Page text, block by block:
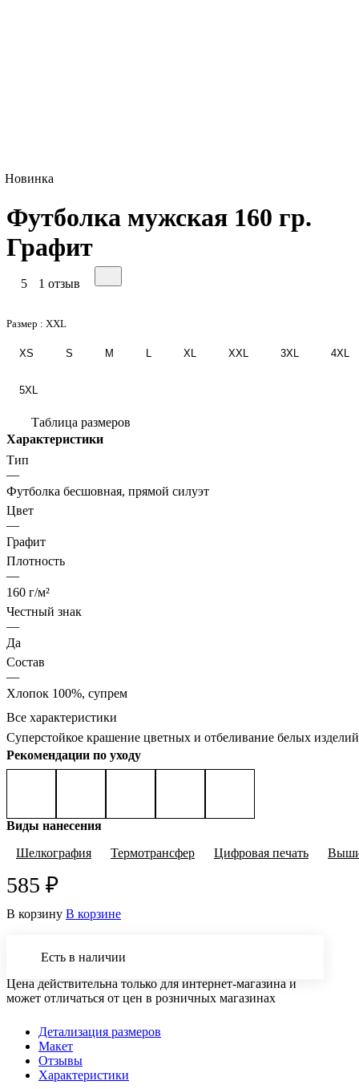
Новинка
Футболка мужская 160 гр.
Графит
5 1 отзыв
Размер : XXL
XS S M XL XXL 3XL 4XL
5XL
Таблица размеров
Характеристики
Тип
—
Футболка бесшовная, прямой силуэт
Цвет
—
Графит
Плотность
—
160 г/м²
Честный знак
—
Да
Состав
—
Хлопок 100%, супрем
Все характеристики
Суперстойкое крашение цветных и отбеливание белых
Рекомендации по уходу
Виды нанесения
Шелкография
Термотрансфер Цифровая печать
585 ₽
В корзину В корзине
Есть в наличии
Цена действительна только для интернет-магазина и
может отличаться от цен в розничных магазинах
Детализация размеров
Макет
Отзывы
Характеристики